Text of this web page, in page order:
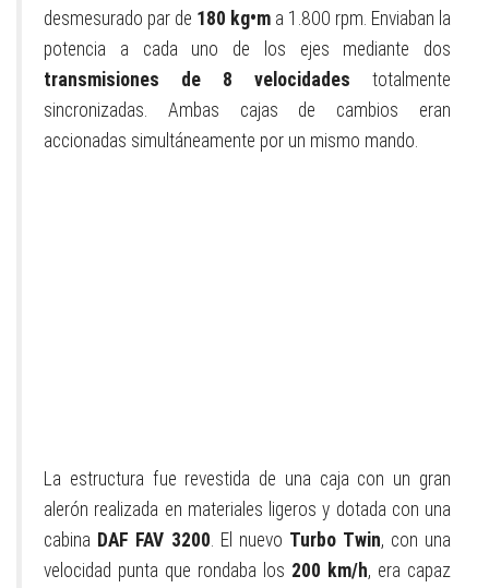
desmesurado par de 180 kg•m a 1.800 rpm. Enviaban la
potencia a cada uno de los ejes mediante dos
transmisiones de 8 velocidades totalmente
sincronizadas. Ambas cajas de cambios eran
accionadas simultáneamente por un mismo mando.
La estructura fue revestida de una caja con un gran
alerón realizada en materiales ligeros y dotada con una
cabina DAF FAV 3200 . El nuevo Turbo Twin, con una
velocidad punta que rondaba los 200 km/h, era capaz